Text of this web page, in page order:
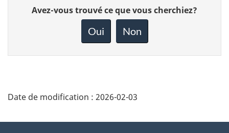
Donnez
votre
page
Avez-vous trouvé ce que vous cherchiez?
Oui Non
Date de modification : 2026-02-03